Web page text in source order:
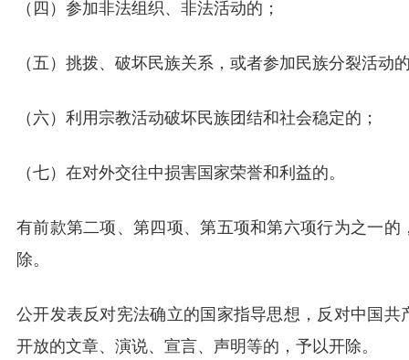
（四）参加非法组织、非法活动的；
（五）挑拨、破坏民族关系，或者参加民族分裂活动
（六）利用宗教活动破坏民族团结和社会稳定的；
（七）在对外交往中损害国家荣誉和利益的。
有前款第二项、第四项、第五项和第六项行为之一
除。
公开发表反对宪法确立的国家指导思想，反对中国
开放的文章、演说、宣言、声明等的，予以开除。